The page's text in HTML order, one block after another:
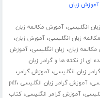
زبان
انگلیسی،آمورش مکالمه زبان
زبان انگلیسی،آمورش زبان،
زبان، زبان انگلیسی،آموزش
ای از نکته ها و گرامر زبان
زبان انگلیسی،آموزش گرامر،
،آموزش گرامر زبان انگلیسی pdf ،
،آموزش گرامر انگلیسی،کتاب